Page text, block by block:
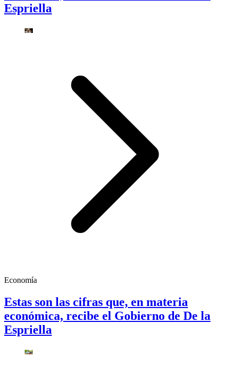
Espriella
Economía
Estas son las cifras que, en materia
económica, recibe el Gobierno de De la
Espriella